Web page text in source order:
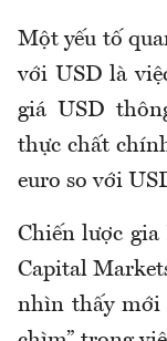
Một yếu tố
với USD là
giá USD
thực chất
euro so với
Chiến lược gia
Capital
nhìn thấy mới